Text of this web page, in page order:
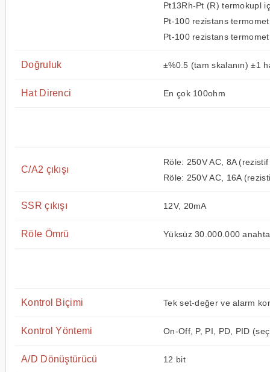
Pt13Rh-Pt (R) termokupl
Pt-100 rezistans
Pt-100 rezistans
Doğruluk ±%0.5 (tam skalanın) ±1
Hat Direnci En çok 100ohm
C/A2 çıkışı
Röle: 250V AC, 8A
Röle: 250V AC, 16A
SSR çıkışı 12V, 20mA
Röle Ömrü Yüksüz 30.000.000
Kontrol Biçimi Tek set-değer ve alarm
Kontrol Yöntemi On-Off, P, PI, PD, PID
A/D Dönüştürücü 12 bit